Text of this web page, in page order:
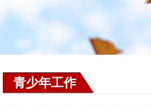
青少年工作